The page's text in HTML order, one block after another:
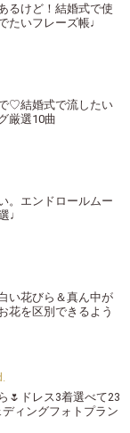
るけど！結婚式で使
たいフレーズ帳♩
♡結婚式で流したい
厳選10曲
。エンドロールムー
♩
い花びら＆真ん中が
花を区別できるよう
🌷ドレス3着選べて23
ィングフォトプラン